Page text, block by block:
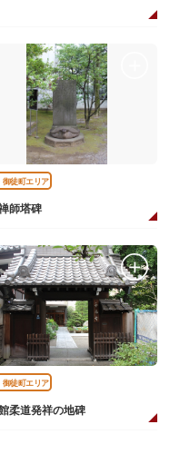
御徒町エリア
師塔碑
御徒町エリア
柔道発祥の地碑